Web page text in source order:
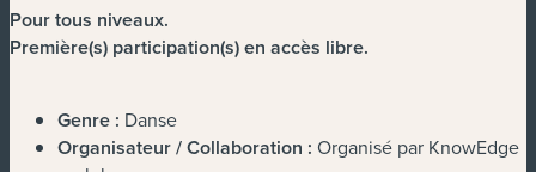
Pour tous niveaux.
Première(s) participation(s) en accès libre.
Genre : Danse
Organisateur / Collaboration : Organisé par KnowEdge